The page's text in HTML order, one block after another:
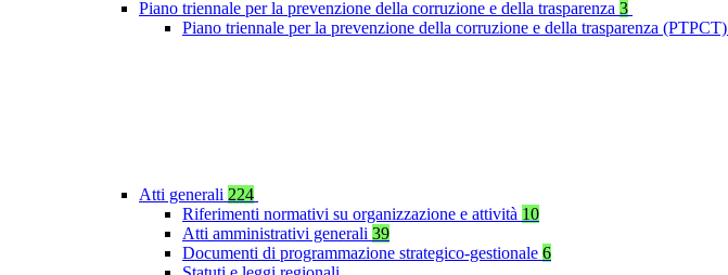
Piano triennale per la prevenzione della corruzione e della trasparenza 3
Piano triennale per la prevenzione della corruzione e della trasparenza (PTPCT)
Atti generali 224
Riferimenti normativi su organizzazione e attività 10
Atti amministrativi generali 39
Documenti di programmazione strategico-gestionale 6